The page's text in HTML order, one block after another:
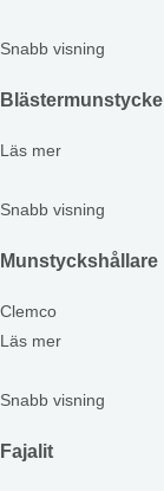
Snabb visning
Blästermunstycke
Läs mer
Snabb visning
Munstyckshållare
Clemco
Läs mer
Snabb visning
Fajalit